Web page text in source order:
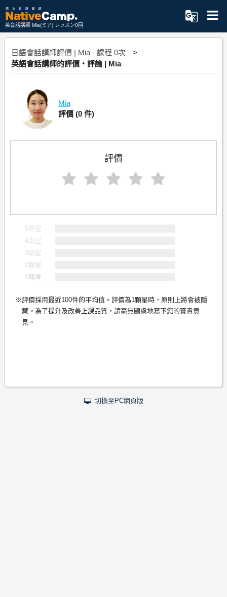
英会話講師 Mia(ミア) レッスン0回
日語會話講師評價 | Mia - 課程 0次
英語會話講師的評價・評論 | Mia
Mia
評價 (0 件)
評價
5顆星
4顆星
3顆星
2顆星
1顆星
評價採用最近100件的平均值。評價為1顆星時，原則上將會被隱
藏。為了提升及改善上課品質，請毫無顧慮地寫下您的寶貴意
見。
切換至PC網頁版